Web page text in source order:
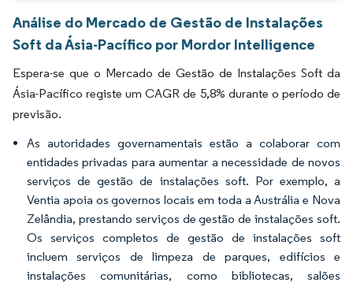
Análise do Mercado de Gestão de Instalações
Soft da Ásia-Pacífico por Mordor Intelligence
Espera-se que o Mercado de Gestão de Instalações Soft da
Ásia-Pacífico registe um CAGR de 5,8% durante o período de
previsão.
As autoridades governamentais estão a colaborar com
entidades privadas para aumentar a necessidade de novos
serviços de gestão de instalações soft. Por exemplo, a
Ventia apoia os governos locais em toda a Austrália e Nova
Zelândia, prestando serviços de gestão de instalações soft.
Os serviços completos de gestão de instalações soft
incluem serviços de limpeza de parques, edifícios e
instalações comunitárias, como bibliotecas, salões